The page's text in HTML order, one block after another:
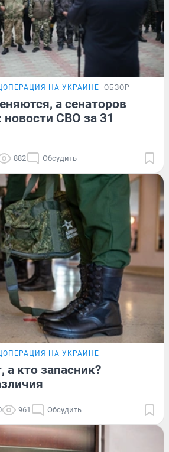
НА УКРАИНЕ ОБЗОР
а сенаторов
новости СВО за 31
882 Обсудить
НА УКРАИНЕ
а кто запасник?
961 Обсудить